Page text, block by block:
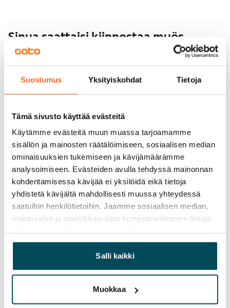
Suostumus Yksityiskohdat Tietoja
Tämä sivusto käyttää evästeitä
Käytämme evästeitä muun muassa tarjoamamme
sisällön ja mainosten räätälöimiseen, sosiaalisen median
ominaisuuksien tukemiseen ja kävijämäärämme
analysoimiseen. Evästeiden avulla tehdyssä mainonnan
kohdentamisessa kävijää ei yksilöidä eikä tietoja
yhdistetä kävijältä mahdollisesti muussa yhteydessä
saatuihin henkilötietoihin. Jaamme sosiaalisen median,
mainosalan ja analytiikka-alan kumppaneillemme tietoja
yhdistää näitä tietoja muihin tietoihin, joita olet antanut
heille tai joita on kerätty, kun olet käyttänyt heidän
palvelujaan.
Salli kaikki
Muokkaa
Sinua saattaisi kiinnostaa myös
Laivalahdenkaari 1
Helsinki, Herttoniemi
Heti vapaa
1/
Laivalahdenkaari 1
62 m² · 3h+kt
Heti vapaa
Katso tarkemmat ohjeet
Valitsit hakemuksellesi ARA-asuntoja - katso
lisätietoja